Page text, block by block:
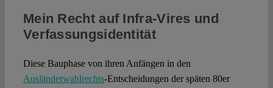
Mein Recht auf Infra-Vires und
Verfassungsidentität
Diese Bauphase von ihren Anfängen in den
Ausländerwahlrechts-Entscheidungen der späten 80er